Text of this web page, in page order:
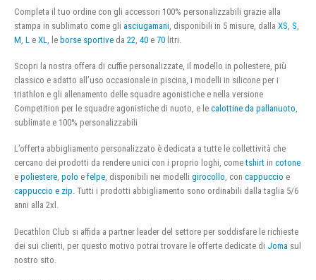
Completa il tuo ordine con gli accessori 100% personalizzabili grazie alla
stampa in sublimato come gli asciugamani , disponibili in 5 misure, dalla XS S
M L e XL , le borse sportive da 22 40 e 70 litri.
Scopri la nostra offera di cuffie personalizzate, il modello in poliestere, più
classico e adatto all’uso occasionale in piscina, i modelli in silicone per i
triathlon e gli allenamento delle squadre agonistiche e nella versione
Competition per le squadre agonistiche di nuoto, e le calottine da pallanuoto,
sublimate e 100% personalizzabili
L’offerta abbigliamento personalizzato è dedicata a tutte le collettività che
cercano dei prodotti da rendere unici con i proprio loghi, cometshirt in cotone
e poliestere, polo e felpe, disponibili nei modelli girocollo, con cappuccio e
cappuccio e zip. Tutti i prodotti abbigliamento sono ordinabili dalla taglia 5/6
anni alla 2xl.
Decathlon Club si affida a partner leader del settore per soddisfare le richieste
dei sui clienti, per questo motivo potrai trovare le offerte dedicate di Joma sul
nostro sito.